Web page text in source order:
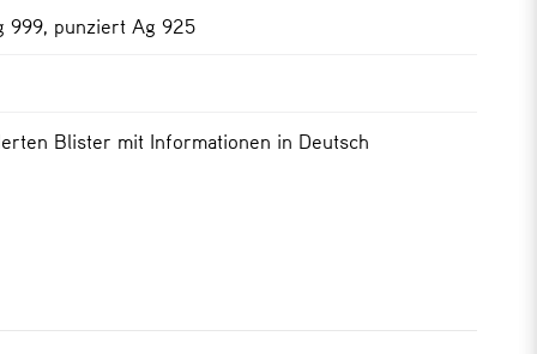
999, punziert Ag 925
Blister mit Informationen in Deutsch